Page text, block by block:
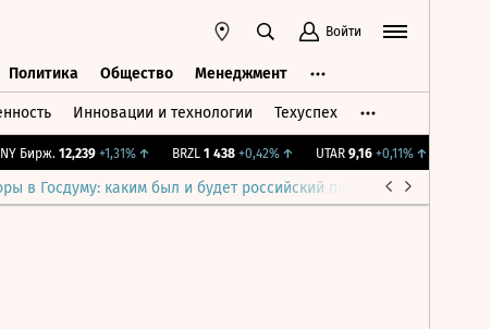
Войти
Политика Общество Менеджмент
Инновации и технологии Техуспех
Бирж. 12,239 +1,31%↑ BRZL 1 438 +0,42%↑ UTAR 9,16 +0,11%↑
в Госдуму: каким был и будет российский парламент